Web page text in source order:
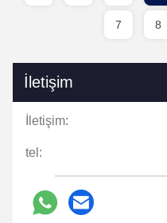
7 8
İletişim
İletişim:
tel: